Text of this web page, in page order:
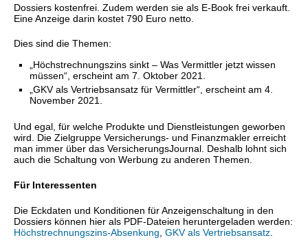
Dossiers kostenfrei. Zudem werden sie als E-Book frei verkauft.
Eine Anzeige darin kostet 790 Euro netto.
Dies sind die Themen:
„Höchstrechnungszins sinkt – Was Vermittler jetzt wissen
müssen“, erscheint am 7. Oktober 2021.
„GKV als Vertriebsansatz für Vermittler“, erscheint am 4.
November 2021.
Und egal, für welche Produkte und Dienstleistungen geworben
wird. Die Zielgruppe Versicherungs- und Finanzmakler erreicht
man immer über das VersicherungsJournal. Deshalb lohnt sich
auch die Schaltung von Werbung zu anderen Themen.
Für Interessenten
Die Eckdaten und Konditionen für Anzeigenschaltung in den
Dossiers können hier als PDF-Dateien heruntergeladen werden:
Höchstrechnungszins-Absenkung GKV als Vertriebsansatz